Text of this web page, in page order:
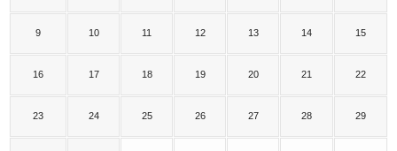
9 10 11 12 13 14 15
16 17 18 19 20 21 22
23 24 25 26 27 28 29